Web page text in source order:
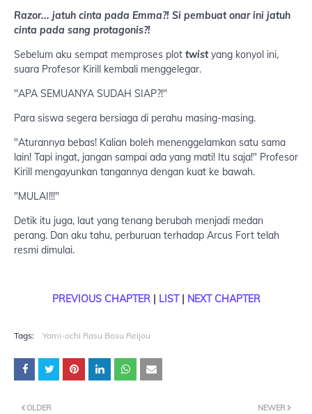
Razor... jatuh cinta pada Emma?! Si pembuat onar ini jatuh
cinta pada sang protagonis?!
Sebelum aku sempat memproses plot twistyang konyol ini,
suara Profesor Kirill kembali menggelegar.
"APA SEMUANYA SUDAH SIAP?!"
Para siswa segera bersiaga di perahu masing-masing.
"Aturannya bebas! Kalian boleh menenggelamkan satu sama
lain! Tapi ingat, jangan sampai ada yang mati! Itu saja!" Profesor
Kirill mengayunkan tangannya dengan kuat ke bawah.
"MULAI!!!"
Detik itu juga, laut yang tenang berubah menjadi medan
perang. Dan aku tahu, perburuan terhadap Arcus Fort telah
resmi dimulai.
PREVIOUS CHAPTER| LIST NEXT CHAPTER
Tags: Yami-ochi Rasu Bosu Reijou
NEWER
OLDER